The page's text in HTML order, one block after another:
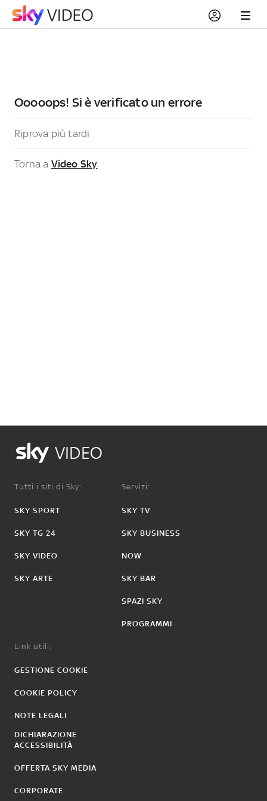
Ooooops! Si è verificato un errore
Riprova più tardi
Torna a Video Sky
VIDEO
Tutti i siti di Sky:
SKY SPORT
SKY TG 24
SKY VIDEO
SKY ARTE
Servizi:
SKY TV
SKY BUSINESS
NOW
SKY BAR
SPAZI SKY
PROGRAMMI
Link utili:
GESTIONE COOKIE
COOKIE POLICY
NOTE LEGALI
DICHIARAZIONE
ACCESSIBILITÀ
OFFERTA SKY MEDIA
CORPORATE